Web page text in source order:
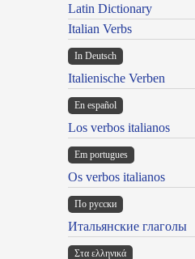
Latin Dictionary
Italian Verbs
In Deutsch
Italienische Verben
En español
Los verbos italianos
Em portugues
Os verbos italianos
По русски
Итальянские глаголы
Στα ελληνικά